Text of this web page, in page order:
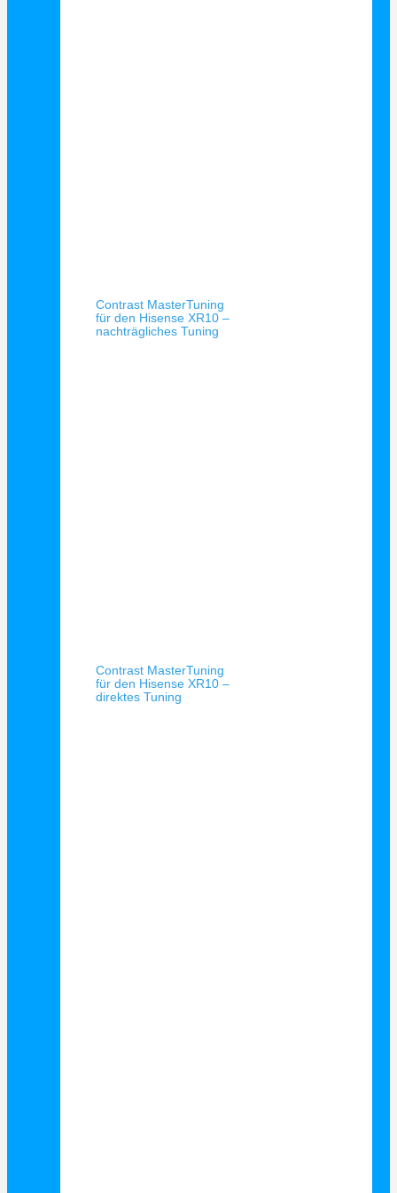
Contrast MasterTuning
für den Hisense XR10 –
nachträgliches Tuning
Contrast MasterTuning
für den Hisense XR10 –
direktes Tuning